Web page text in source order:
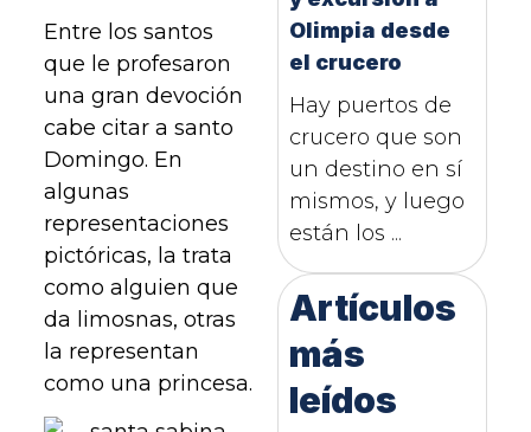
Entre los santos
que le profesaron
una gran devoción
cabe citar a santo
Domingo. En
algunas
representaciones
pictóricas, la trata
como alguien que
da limosnas, otras
la representan
como una princesa.
Olimpia desde
el crucero
Hay puertos de
crucero que son
un destino en sí
mismos, y luego
están los ...
Artículos
más
leídos